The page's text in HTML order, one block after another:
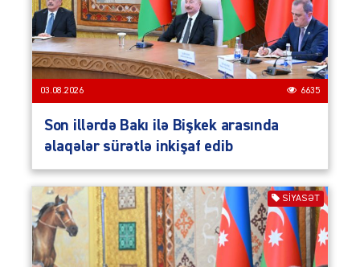
03.08.2026 6635
Son illərdə Bakı ilə Bişkek arasında
əlaqələr sürətlə inkişaf edib
SIYASƏT